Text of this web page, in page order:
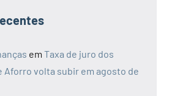
em Taxa de juro dos
Aforro volta subir em agosto de